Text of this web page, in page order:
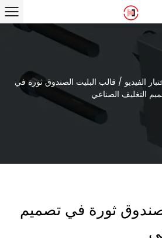
الفيديو / قالب البليت الصندوق ثورة في
التغليف الصناعي
ثورة في تصميم